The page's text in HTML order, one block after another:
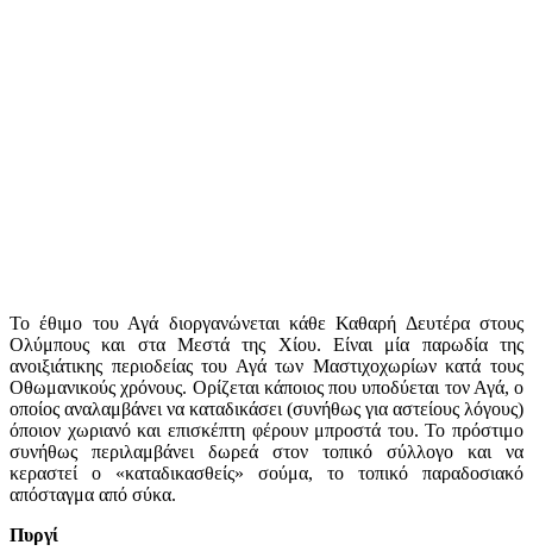
Το έθιμο του Αγά διοργανώνεται κάθε Καθαρή Δευτέρα στους
Ολύμπους και στα Μεστά της Χίου. Είναι μία παρωδία της
ανοιξιάτικης περιοδείας του Αγά των Μαστιχοχωρίων κατά τους
Οθωμανικούς χρόνους. Ορίζεται κάποιος που υποδύεται τον Αγά, ο
οποίος αναλαμβάνει να καταδικάσει (συνήθως για αστείους λόγους)
όποιον χωριανό και επισκέπτη φέρουν μπροστά του. Το πρόστιμο
συνήθως περιλαμβάνει δωρεά στον τοπικό σύλλογο και να
κεραστεί ο «καταδικασθείς» σούμα, το τοπικό παραδοσιακό
απόσταγμα από σύκα.
Πυργί